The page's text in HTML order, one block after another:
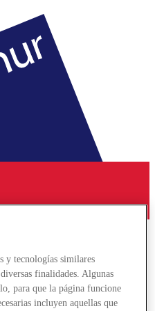
y tecnologías similares
finalidades. Algunas
para que la página funcione
incluyen aquellas que